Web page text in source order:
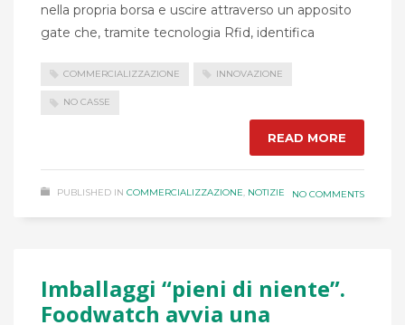
nella propria borsa e uscire attraverso un apposito
gate che, tramite tecnologia Rfid, identifica
COMMERCIALIZZAZIONE INNOVAZIONE
NO CASSE
READ MORE
PUBLISHED IN COMMERCIALIZZAZIONE, NOTIZIE NO COMMENTS
Imballaggi “pieni di niente”.
Foodwatch avvia una